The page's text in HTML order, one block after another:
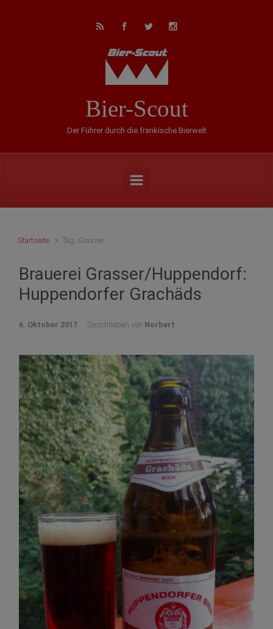
Bier-Scout
Der Führer durch die fränkische Bierwelt
Startseite Tag: Grasser
Brauerei Grasser/Huppendorf:
Huppendorfer Grachäds
6. Oktober 2017 Geschrieben von Norbert